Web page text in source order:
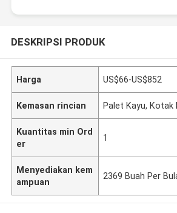
DESKRIPSI PRODUK
Harga US$66-US$852
Kemasan rincian Palet Kayu, Kotak
Kuantitas min Ord
er
1
Menyediakan kem
ampuan
2369 Buah Per